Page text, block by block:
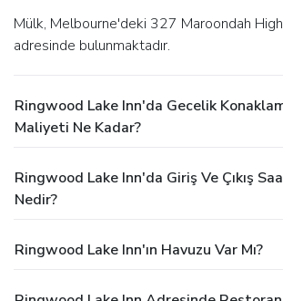
Mülk, Melbourne'deki 327 Maroondah Highway, 327
adresinde bulunmaktadır.
Ringwood Lake Inn'da Gecelik
Maliyeti Ne Kadar?
Ringwood Lake Inn'da Giriş Ve Çıkış
Nedir?
Ringwood Lake Inn'ın Havuzu Var Mı?